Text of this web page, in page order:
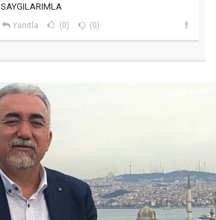
SAYGILARIMLA
Yanıtla (0) (0)